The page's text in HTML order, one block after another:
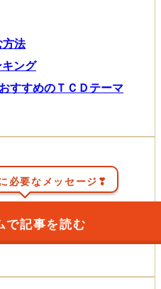
方法
ング
すすめのＴＣＤテーマ
必要なメッセージ❣
で記事を読む